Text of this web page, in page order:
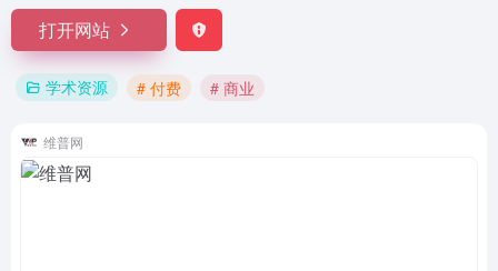
打开网站
学术资源 # 付费 # 商业
维普网